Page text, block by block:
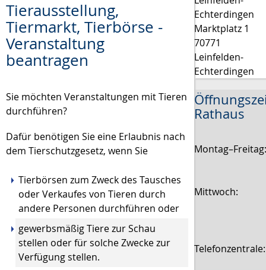
Tierausstellung,
Tiermarkt, Tierbörse -
Veranstaltung
beantragen
Sie möchten Veranstaltungen mit Tieren
durchführen?
Dafür benötigen Sie eine Erlaubnis nach
dem Tierschutzgesetz, wenn Sie
Tierbörsen zum Zweck des Tausches
oder Verkaufes von Tieren durch
andere Personen durchführen oder
gewerbsmäßig Tiere zur Schau
stellen oder für solche Zwecke zur
Verfügung stellen.
Echterdingen
Marktplatz 1
70771
Leinfelden-
Echterdingen
Rathaus
Mittwoch: